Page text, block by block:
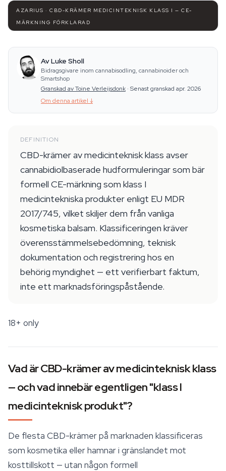
AZARIUS · CBD-KRÄMER MEDICINTEKNISK KLASS I — CE-
MÄRKNING FÖRKLARAD
Av Luke Sholl
Bidragsgivare inom cannabisodling, cannabinoider och
Smartshop
Granskad av Toine Verleijsdonk · Senast granskad apr. 2026
Om denna artikel ↓
DEFINITION
CBD-krämer av medicinteknisk klass avser
cannabidiolbaserade hudformuleringar som bär
formell CE-märkning som klass I
medicintekniska produkter enligt EU MDR
2017/745, vilket skiljer dem från vanliga
kosmetiska balsam. Klassificeringen kräver
överensstämmelsebedömning, teknisk
dokumentation och registrering hos en
behörig myndighet — ett verifierbart faktum,
inte ett marknadsföringspåstående.
18+ only
Vad är CBD-krämer av medicinteknisk klass
— och vad innebär egentligen "klass I
medicinteknisk produkt"?
De flesta CBD-krämer på marknaden klassificeras
som kosmetika eller hamnar i gränslandet mot
kosttillskott — utan någon formell